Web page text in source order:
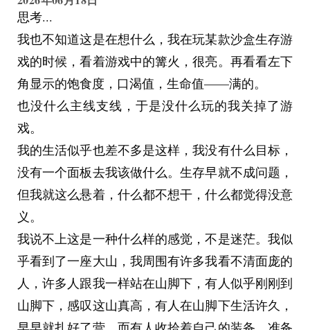
我不明白她为什么又说了一遍。
就像我始终不明白她口中的他们究竟是谁。
但我还是想告诉她，无论他们是谁，我都跟着她一
起，只为了——
我说：“我陪你一起，我一直都...”
她消失了，周围的景物也一同消失了，什么都没剩
下。
我没有惊慌失措，反而感到一丝安宁，随后无尽的
迷茫压过了它。
原地站了许久，我迈开了脚步，不知往哪走，但比
原地停留要强。
Part. END
不知走了多久，应该是很久很久，总是撞到看不见
的墙。
思考...
我也不知道这是在想什么，我在玩某款沙盒生存游
戏的时候，看着游戏中的篝火，很亮。再看看左下
角显示的饱食度，口渴值，生命值——满的。
也没什么主线支线，于是没什么玩的我关掉了游
戏。
我的生活似乎也差不多是这样，我没有什么目标，
没有一个面板去我该做什么。生存早就不成问题，
但我就这么悬着，什么都不想干，什么都觉得没意
义。
我说不上这是一种什么样的感觉，不是迷茫。我似
乎看到了一座大山，我周围有许多我看不清面庞的
人，许多人跟我一样站在山脚下，有人似乎刚刚到
山脚下，感叹这山真高，有人在山脚下生活许久，